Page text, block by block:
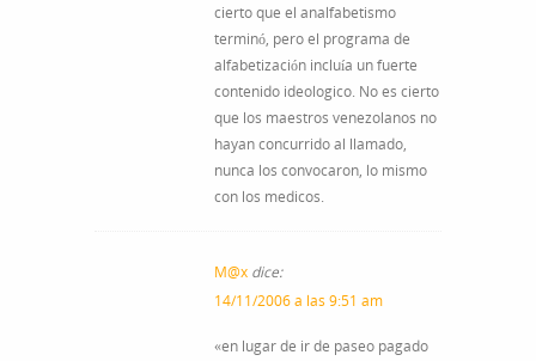
cierto que el analfabetismo
terminó, pero el programa de
alfabetización incluía un fuerte
contenido ideologico. No es cierto
que los maestros venezolanos no
hayan concurrido al llamado,
nunca los convocaron, lo mismo
con los medicos.
M@x dice:
14/11/2006 a las 9:51 am
«en lugar de ir de paseo pagado